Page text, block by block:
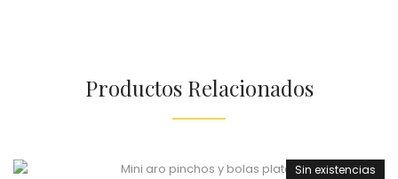
Productos Relacionados
Sin existencias